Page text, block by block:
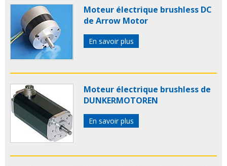
Moteur électrique brushless DC
de Arrow Motor
En savoir plus
Moteur électrique brushless de
DUNKERMOTOREN
En savoir plus